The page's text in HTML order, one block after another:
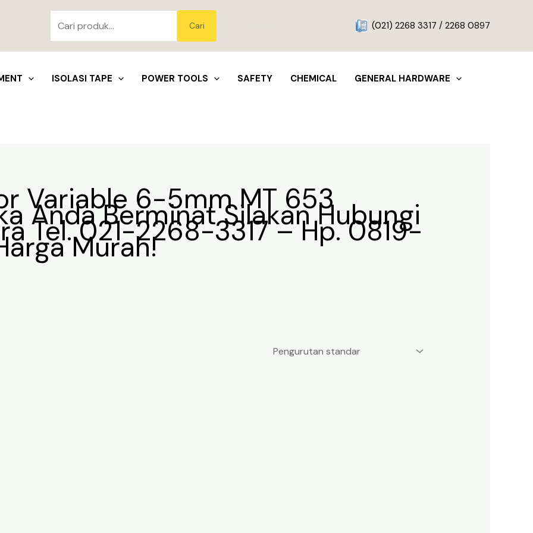
untuk:
Cari (021) 2268 3317 / 2268 0897
ISOLASI TAPE POWER TOOLS SAFETY CHEMICAL GENERAL HARDWARE
Variable 6-5mm MT 653
Anda Berminat Silakan Hubungi
Tel. 021-2268-3317 – Hp. 0819-
Murah!